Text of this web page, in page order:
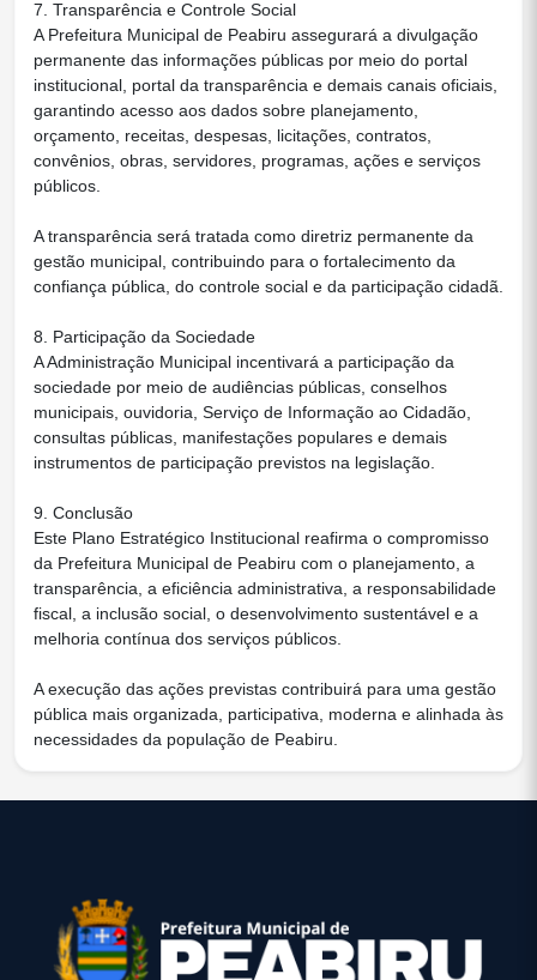
7. Transparência e Controle Social
A Prefeitura Municipal de Peabiru assegurará a divulgação
permanente das informações públicas por meio do portal
institucional, portal da transparência e demais canais oficiais,
garantindo acesso aos dados sobre planejamento,
orçamento, receitas, despesas, licitações, contratos,
convênios, obras, servidores, programas, ações e serviços
públicos.
A transparência será tratada como diretriz permanente da
gestão municipal, contribuindo para o fortalecimento da
confiança pública, do controle social e da participação cidadã.
8. Participação da Sociedade
A Administração Municipal incentivará a participação da
sociedade por meio de audiências públicas, conselhos
municipais, ouvidoria, Serviço de Informação ao Cidadão,
consultas públicas, manifestações populares e demais
instrumentos de participação previstos na legislação.
9. Conclusão
Este Plano Estratégico Institucional reafirma o compromisso
da Prefeitura Municipal de Peabiru com o planejamento, a
transparência, a eficiência administrativa, a responsabilidade
fiscal, a inclusão social, o desenvolvimento sustentável e a
melhoria contínua dos serviços públicos.
A execução das ações previstas contribuirá para uma gestão
pública mais organizada, participativa, moderna e alinhada às
necessidades da população de Peabiru.